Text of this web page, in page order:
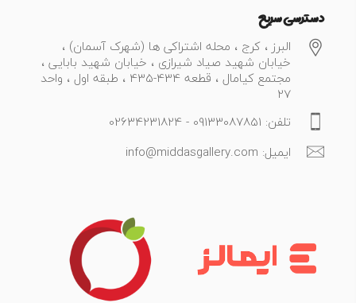
دسترسی سریع
البرز ، کرج ، محله اشتراکی ها (شهرک آسمان) ،
خیابان شهید صیاد شیرازی ، خیابان شهید بابایی ،
مجتمع کیامال ، قطعه 434-435 ، طبقه اول ، واحد
27
تلفن: 09133087851 - 02634231824
ایمیل: info@middasgallery.com